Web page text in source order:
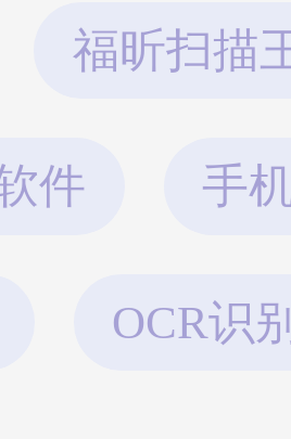
福昕扫描
件 手
OCR识别